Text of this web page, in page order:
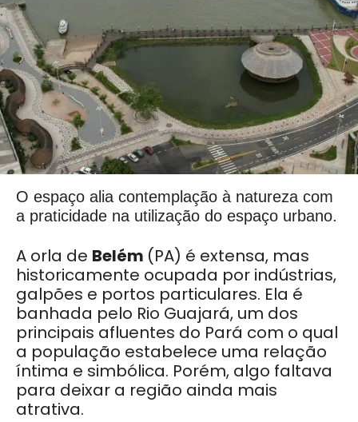
O espaço alia contemplação à natureza com
a praticidade na utilização do espaço urbano.
A orla de Belém (PA) é extensa, mas
historicamente ocupada por indústrias,
galpões e portos particulares. Ela é
banhada pelo Rio Guajará, um dos
principais afluentes do Pará com o qual
a população estabelece uma relação
íntima e simbólica. Porém, algo faltava
para deixar a região ainda mais
atrativa.